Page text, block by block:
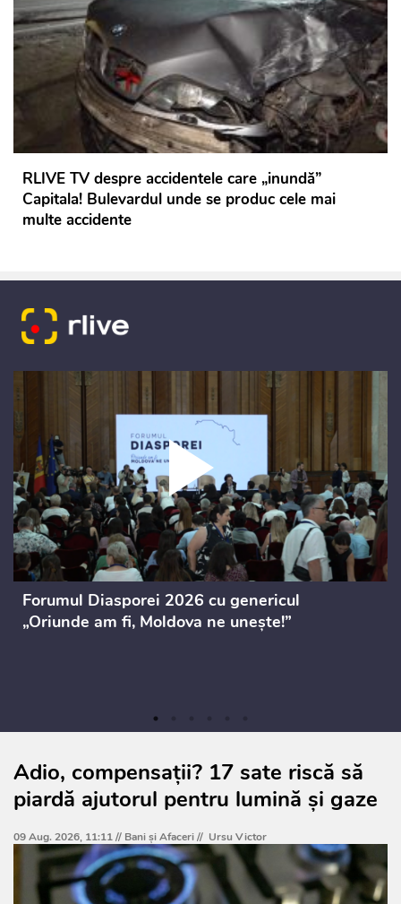
RLIVE TV despre accidentele care „inundă”
Capitala! Bulevardul unde se produc cele mai
multe accidente
Forumul Diasporei 2026 cu genericul
„Oriunde am fi, Moldova ne unește!”
Adio, compensații? 17 sate riscă să
piardă ajutorul pentru lumină și gaze
09 Aug. 2026, 11:11 // Bani și Afaceri// Ursu Victor